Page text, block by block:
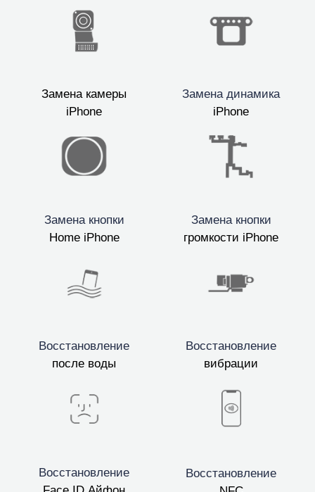
Замена камеры
iPhone
Замена динамика
iPhone
Замена кнопки
Home iPhone
Замена кнопки
громкости iPhone
Восстановление
после воды
Восстановление
вибрации
Восстановление
Восстановление